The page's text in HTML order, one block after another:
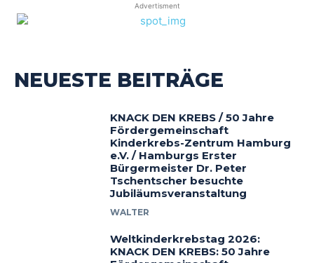
Advertisment
NEUESTE BEITRÄGE
KNACK DEN KREBS / 50 Jahre
Fördergemeinschaft
Kinderkrebs-Zentrum Hamburg
e.V. / Hamburgs Erster
Bürgermeister Dr. Peter
Tschentscher besuchte
Jubiläumsveranstaltung
WALTER
Weltkinderkrebstag 2026:
KNACK DEN KREBS: 50 Jahre